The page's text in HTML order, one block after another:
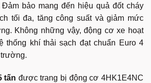
Đảm bảo mang đến hiệu quả đốt cháy
tối đa, tăng công suất và giảm mức
Không những vậy, động cơ xe hoạt
thống khí thải sạch đạt chuẩn Euro 4
tấn được trang bị động cơ 4HK1E4NC